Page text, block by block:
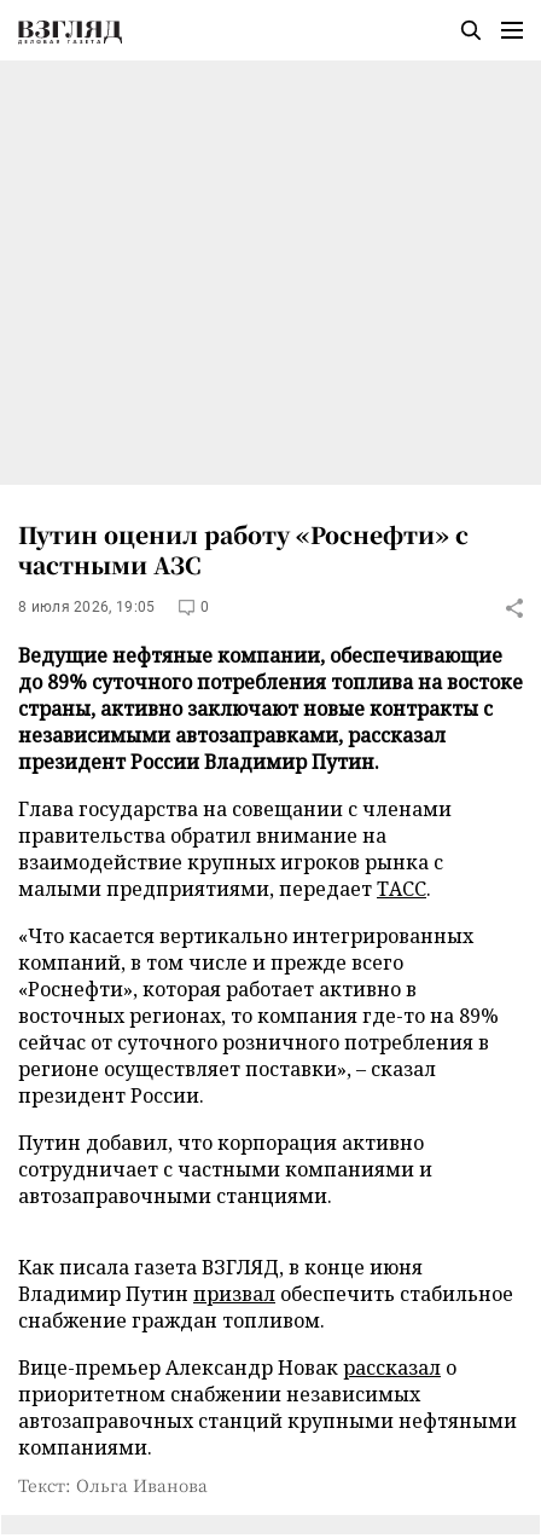
Путин оценил работу «Роснефти» с
частными АЗС
8 июля 2026, 19:05 0
Ведущие нефтяные компании, обеспечивающие
до 89% суточного потребления топлива на востоке
страны, активно заключают новые контракты с
независимыми автозаправками, рассказал
президент России Владимир Путин.
Глава государства на совещании с членами
правительства обратил внимание на
взаимодействие крупных игроков рынка с
малыми предприятиями, передаетТАСС.
«Что касается вертикально интегрированных
компаний, в том числе и прежде всего
«Роснефти», которая работает активно в
восточных регионах, то компания где-то на 89%
сейчас от суточного розничного потребления в
регионе осуществляет поставки», – сказал
президент России.
Путин добавил, что корпорация активно
сотрудничает с частными компаниями и
автозаправочными станциями.
Как писала газета ВЗГЛЯД, в конце июня
Владимир Путин призвал обеспечить стабильное
снабжение граждан топливом.
Вице-премьер Александр Новакрассказал о
приоритетном снабжении независимых
автозаправочных станций крупными нефтяными
компаниями.
Текст: Ольга Иванова